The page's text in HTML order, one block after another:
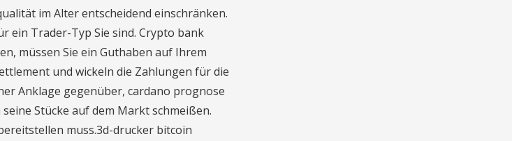
im Alter entscheidend einschränken.
ein Trader-Typ Sie sind. Crypto bank
müssen Sie ein Guthaben auf Ihrem
und wickeln die Zahlungen für die
Anklage gegenüber, cardano prognose
Stücke auf dem Markt schmeißen.
muss.3d-drucker bitcoin